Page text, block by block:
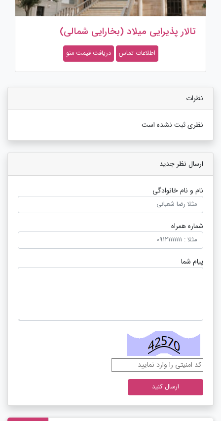
تالار پذیرایی میلاد (بخارایی شمالی)
اطلاعات تماس دریافت قیمت منو
نظرات
نظری ثبت نشده است
ارسال نظر جدید
نام و نام خانوادگی
شماره همراه
پیام شما
ارسال کنید